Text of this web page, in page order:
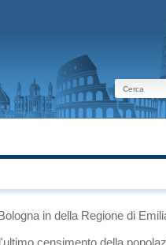
in della Regione di
censimento della